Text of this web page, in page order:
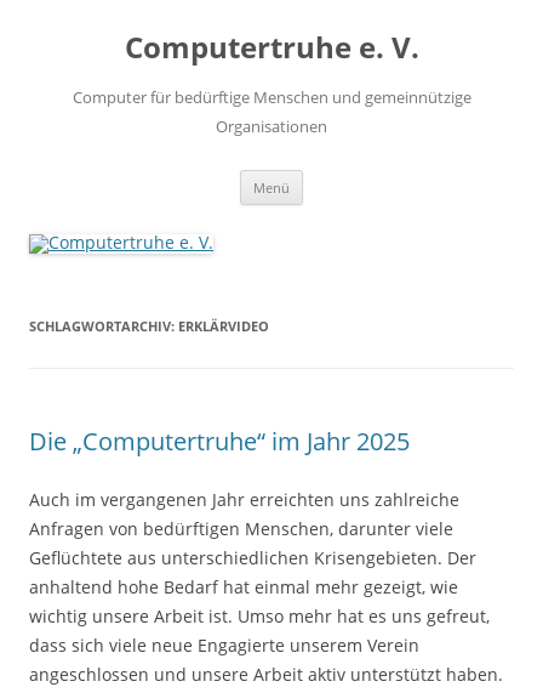
Computertruhe e. V.
Computer für bedürftige Menschen und gemeinnützige
Organisationen
Menü
SCHLAGWORTARCHIV: ERKLÄRVIDEO
Die „Computertruhe“ im Jahr 2025
Auch im vergangenen Jahr erreichten uns zahlreiche
Anfragen von bedürftigen Menschen, darunter viele
Geflüchtete aus unterschiedlichen Krisengebieten. Der
anhaltend hohe Bedarf hat einmal mehr gezeigt, wie
wichtig unsere Arbeit ist. Umso mehr hat es uns gefreut,
dass sich viele neue Engagierte unserem Verein
angeschlossen und unsere Arbeit aktiv unterstützt haben.